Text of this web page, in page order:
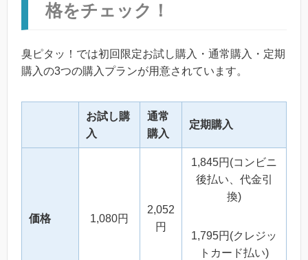
格をチェック！
臭ピタッ！では初回限定お試し購入・通常購入・定期
購入の3つの購入プランが用意されています。
お試し購
入
通常
購入
定期購入
価格 1,080円
2,052
円
1,845円(コンビニ
後払い、代金引
換)
1,795円(クレジッ
トカード払い)